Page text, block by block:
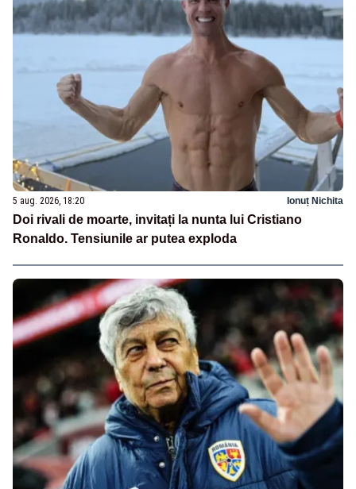
5 aug. 2026, 18:20 Ionuț Nichita
Doi rivali de moarte, invitați la nunta lui Cristiano
Ronaldo. Tensiunile ar putea exploda